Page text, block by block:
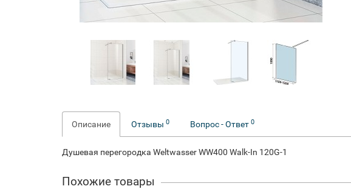
Описание Отзывы 0 Вопрос - Ответ 0
Душевая перегородка Weltwasser WW400 Walk-In 120G-1
Похожие товары